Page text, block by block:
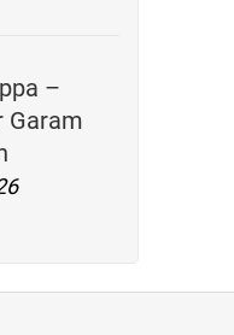
–
Garam